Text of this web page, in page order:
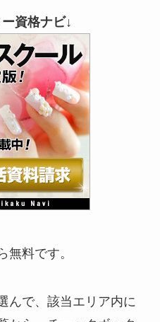
資格ナビ↓
無料です。
んで、該当エリア内に